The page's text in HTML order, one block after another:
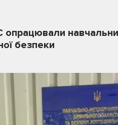
опрацювали
безпеки